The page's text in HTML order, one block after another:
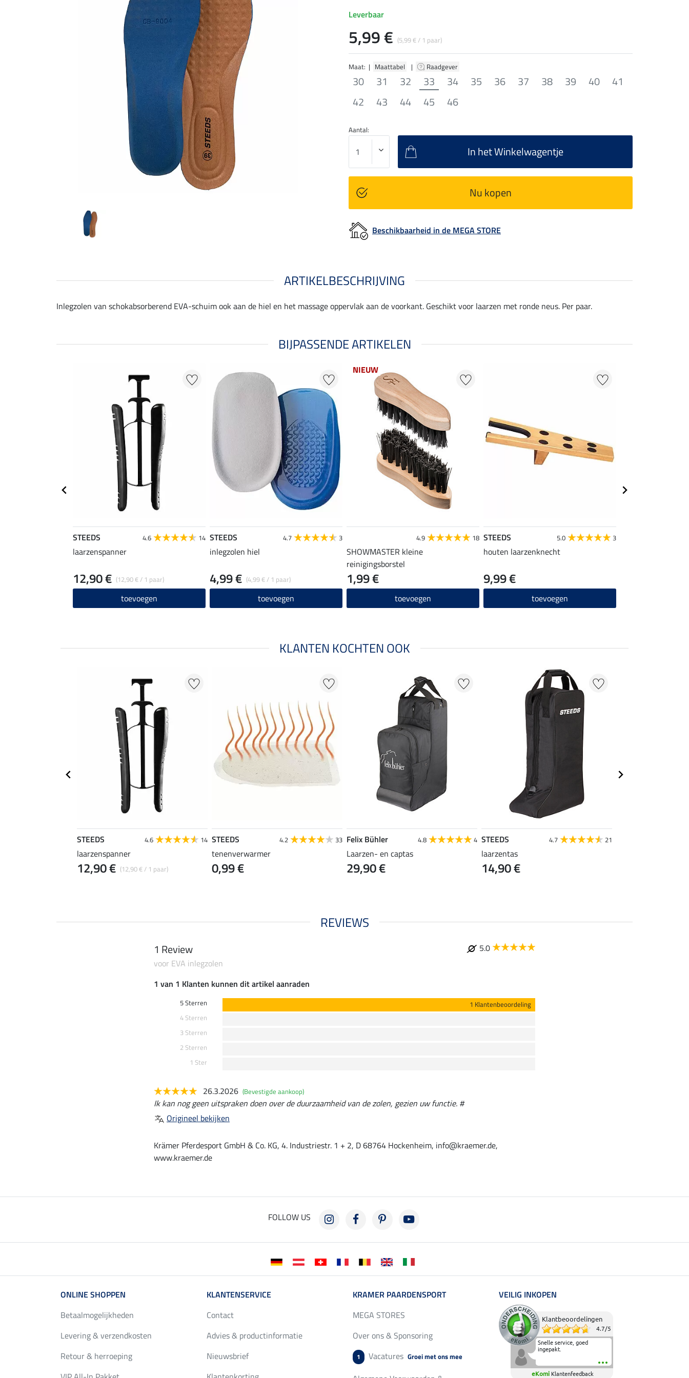
Maat: | Maattabel | Raadgever
30 31 32 33 34 35 36 37 38 39 40
41
42
43 44 45 46
Leverbaar
5,99 € (5,99 € / 1 paar)
Aantal:
In het Winkelwagentje
Nu kopen
Beschikbaarheid in de MEGA STORE
ARTIKELBESCHRIJVING
Inlegzolen van schokabsorberend EVA-schuim ook aan de hiel en het massage oppervlak aan de voorkant. Geschikt voor laarzen met ronde neus. Per paar.
BIJPASSENDE ARTIKELEN
STEEDS 4.6 14
laarzenspanner
(12,90 € / 1 paar)
12,90 €
toevoegen
STEEDS 4.7 3
inlegzolen hiel
(4,99 € / 1 paar)
4,99 €
toevoegen
NIEUW
4.9 18
SHOWMASTER kleine
reinigingsborstel
1,99 €
toevoegen
STEEDS 5.0 3
houten laarzenknecht
9,99 €
toevoegen
KLANTEN KOCHTEN OOK
STEEDS 4.6 14
laarzenspanner
(12,90 € / 1 paar)
12,90 €
STEEDS 4.2 33
tenenverwarmer
0,99 €
Felix Bühler 4.8 4
Laarzen- en captas
29,90 €
STEEDS 4.7 21
laarzentas
14,90 €
REVIEWS
1 Review
5.0
voor EVA inlegzolen
1 van 1 Klanten kunnen dit artikel aanraden
5 Sterren
1 Klantenbeoordeling
4 Sterren
3 Sterren
2 Sterren
1 Ster
26.3.2026 (Bevestigde aankoop)
Ik kan nog geen uitspraken doen over de duurzaamheid van de zolen, gezien uw functie. #
Origineel bekijken
Krämer Pferdesport GmbH & Co. KG, 4. Industriestr. 1 + 2, D 68764 Hockenheim, info@kraemer.de,
www.kraemer.de
FOLLOW US
ONLINE SHOPPEN
Betaalmogelijkheden
Levering & verzendkosten
Retour & herroeping
KLANTENSERVICE
Contact
Advies & productinformatie
Nieuwsbrief
KRAMER PAARDENSPORT
MEGA STORES
Over ons & Sponsoring
1 Vacatures Groei met ons mee
VEILIG INKOPEN
Klantbeoordelingen
4.7/5
Snelle service, goed
ingepakt.
eKomi Klantenfeedback